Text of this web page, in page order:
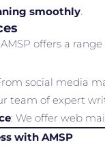
smoothly.
offers a
social media
team of expert
: We offer web
with AMSP